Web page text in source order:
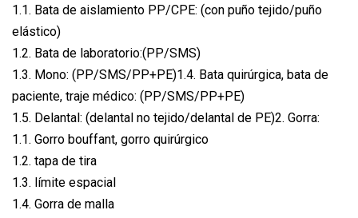
1.1. Bata de aislamiento PP/CPE: (con puño tejido/puño
elástico)
1.2. Bata de laboratorio:(PP/SMS)
1.3. Mono: (PP/SMS/PP+PE)1.4. Bata quirúrgica, bata de
paciente, traje médico: (PP/SMS/PP+PE)
1.5. Delantal: (delantal no tejido/delantal de PE)2. Gorra:
1.1. Gorro bouffant, gorro quirúrgico
1.2. tapa de tira
1.3. límite espacial
1.4. Gorra de malla